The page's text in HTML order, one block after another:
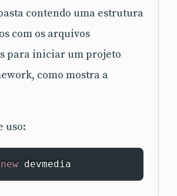
contendo uma estrutura
com os arquivos
para iniciar um projeto
como mostra a
uso:
new devmedia